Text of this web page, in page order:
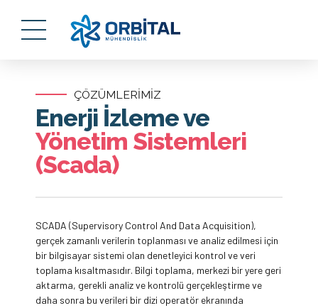
ÇÖZÜMLERİMİZ
Enerji İzleme ve
Yönetim Sistemleri
(Scada)
SCADA (Supervisory Control And Data Acquisition),
gerçek zamanlı verilerin toplanması ve analiz edilmesi için
bir bilgisayar sistemi olan denetleyici kontrol ve veri
toplama kısaltmasıdır. Bilgi toplama, merkezi bir yere geri
aktarma, gerekli analiz ve kontrolü gerçekleştirme ve
daha sonra bu verileri bir dizi operatör ekranında